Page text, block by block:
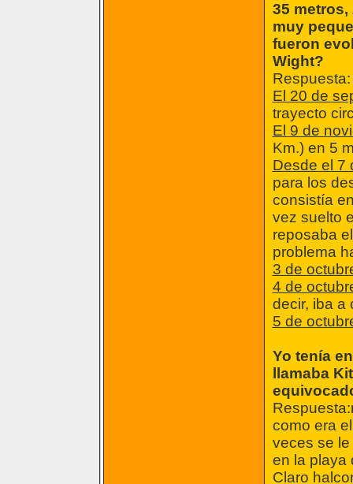
35
muy
fueron
Wight?
El 20 de
trayecto
El 9 de
Km.) en 5
Desde el 7
para los
consistía
vez suelto
reposaba
problema
3 de
4 de
decir, iba a
5 de
Yo tenía
llamaba
como era
veces se le
en la playa
Claro